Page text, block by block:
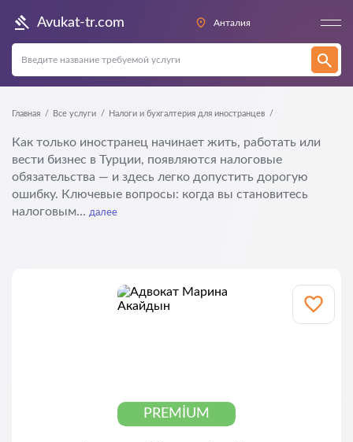
Avukat-tr.com Анталия
Главная Все услуги Налоги и бухгалтерия для иностранцев
Как только иностранец начинает жить, работать или
вести бизнес в Турции, появляются налоговые
обязательства — и здесь легко допустить дорогую
ошибку. Ключевые вопросы: когда вы становитесь
налоговым... далее
PREMIUM